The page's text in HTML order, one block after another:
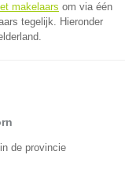
makelaars om via één
tegelijk. Hieronder
de provincie